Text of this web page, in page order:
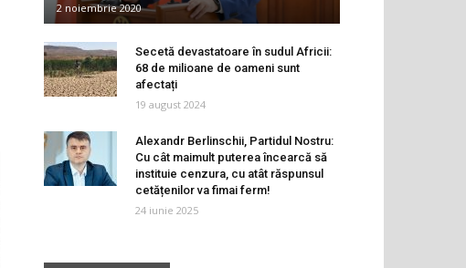
2 noiembrie 2020
Secetă devastatoare în sudul Africii:
68 de milioane de oameni sunt
afectați
19 august 2024
Alexandr Berlinschii, Partidul Nostru:
Cu cât maimult puterea încearcă să
instituie cenzura, cu atât răspunsul
cetățenilor va fimai ferm!
24 iunie 2025